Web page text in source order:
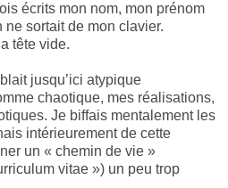
écrits mon nom, mon prénom
sortait de mon clavier.
tête vide.
jusqu’ici atypique
chaotique, mes réalisations,
Je biffais mentalement les
intérieurement de cette
un « chemin de vie »
vitae ») un peu trop